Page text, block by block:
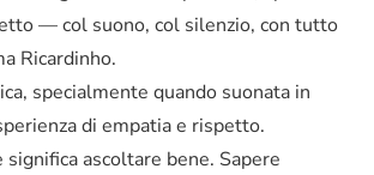
— col suono, col silenzio, con tutto
Ricardinho.
specialmente quando suonata in
di empatia e rispetto.
significa ascoltare bene. Sapere